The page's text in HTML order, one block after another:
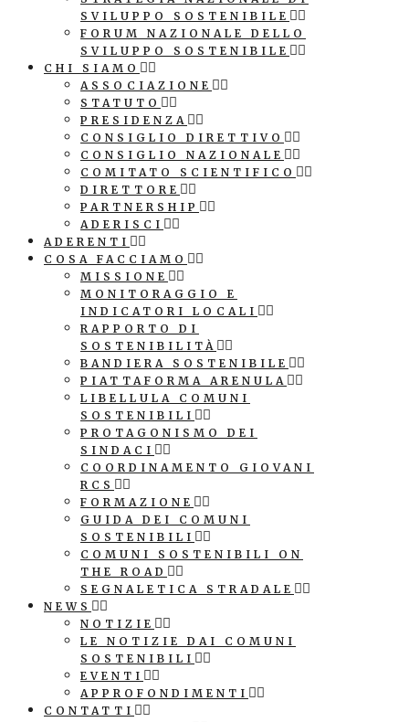
SVILUPPO SOSTENIBILE
FORUM NAZIONALE DELLO
SVILUPPO SOSTENIBILE
CHI SIAMO
ASSOCIAZIONE
STATUTO
PRESIDENZA
CONSIGLIO DIRETTIVO
CONSIGLIO NAZIONALE
COMITATO SCIENTIFICO
DIRETTORE
PARTNERSHIP
ADERISCI
ADERENTI
COSA FACCIAMO
MISSIONE
MONITORAGGIO E
INDICATORI LOCALI
RAPPORTO DI
SOSTENIBILITÀ
BANDIERA SOSTENIBILE
PIATTAFORMA ARENULA
LIBELLULA COMUNI
SOSTENIBILI
PROTAGONISMO DEI
SINDACI
COORDINAMENTO GIOVANI
RCS
FORMAZIONE
GUIDA DEI COMUNI
SOSTENIBILI
COMUNI SOSTENIBILI ON
THE ROAD
SEGNALETICA STRADALE
NEWS
NOTIZIE
LE NOTIZIE DAI COMUNI
SOSTENIBILI
EVENTI
APPROFONDIMENTI
CONTATTI